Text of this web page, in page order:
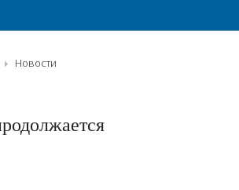
Новости